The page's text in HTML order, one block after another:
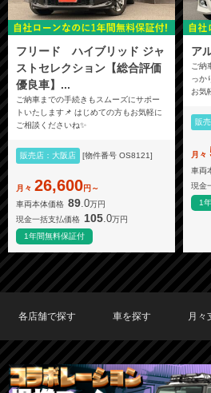
フリード ハイブリッド ジャ
ストセレクション【総合評価
優良車】...
ご納車までの手続きもスムーズにサポー
トいたします📌 はじめての方もお気軽に
ご相談くださいね✨
販売店：大阪店 [物件番号 OS8121]
月々 26,600円～
車両本体価格 89.0万円
現金一括支払価格 105 .0万円
1年間無料保証付
ア
ご納
っか
お気
販
月々
車両
現金
1
各店舗で探す
TOKYO店在庫車両
大阪店在庫車両
福岡店在庫車両
車を探す
車種で探す
メーカーで探す
月々